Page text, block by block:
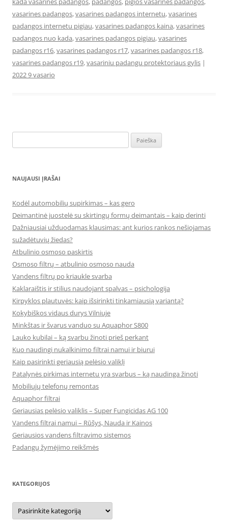
vasarines padangos,vasarines padangos internetu,vasarines
padangos internetu pigiau,vasarines padangos kaina,vasarines
padangos nuo kada,vasarines padangos pigiau,vasarines
padangos r16,vasarines padangos r17,vasarines padangos r18,
vasarines padangos r19,vasariniu padangu protektoriaus gylis |
2022 9 vasario
NAUJAUSI ĮRAŠAI
Kodėl automobilių supirkimas – kas gero
Deimantinė juostelė su skirtingų formų deimantais – kaip derinti
Dažniausiai užduodamas klausimas: ant kurios rankos nešiojamas
sužadėtuvių žiedas?
Atbulinio osmoso paskirtis
Osmoso filtrų – atbulinio osmoso nauda
Vandens filtrų po kriaukle svarba
Kaklaraištis ir stilius naudojant spalvas – psichologija
Kirpyklos plautuvės: kaip išsirinkti tinkamiausią variantą?
Kokybiškos vidaus durys Vilniuje
Minkštas ir švarus vanduo su Aquaphor S800
Lauko kubilai – ką svarbu žinoti prieš perkant
Kuo naudingi nukalkinimo filtrai namui ir biurui
Kaip pasirinkti geriausią pelėsio valiklį
Patalynės pirkimas internetu yra svarbus – ką naudinga žinoti
Mobiliųjų telefonų remontas
Aquaphor filtrai
Geriausias pelėsio valiklis – Super Fungicidas AG 100
Vandens filtrai namui – Rūšys, Nauda ir Kainos
Geriausios vandens filtravimo sistemos
Padangų žymėjimo reikšmės
KATEGORIJOS
Kategorijos